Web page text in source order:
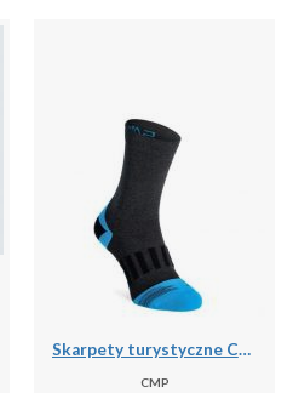
Skarpety turystyczne CMP Trekking Sock Low Microlon
CMP